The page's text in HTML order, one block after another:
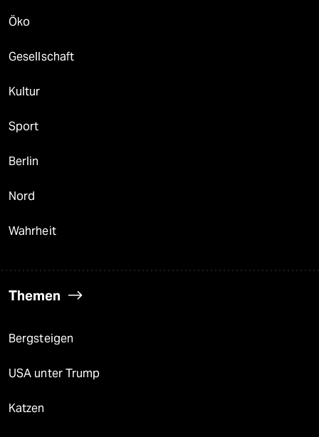
Öko
Gesellschaft
Kultur
Sport
Berlin
Nord
Wahrheit
Themen
Bergsteigen
USA unter Trump
Katzen